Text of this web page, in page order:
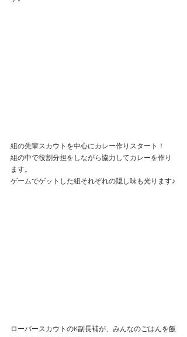
組の先輩スカウトを中心にカレー作りスタート！
組の中で役割分担をしながら協力してカレーを作り
ます。
ゲームでゲットした組それぞれの隠し味も光ります♪
ローバースカウトのK副長補が、みんなのごはんを飯